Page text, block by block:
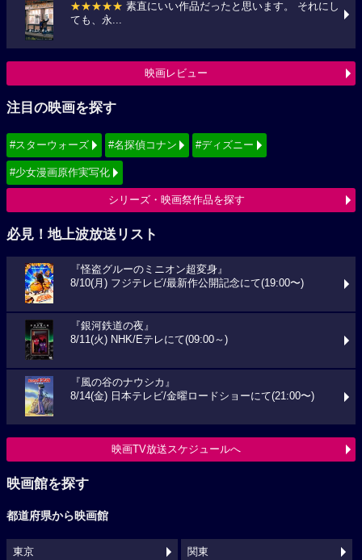
★★★★★ 素直にいい作品だったと思います。 それにし
ても、永...
映画レビュー
注目の映画を探す
#スターウォーズ #名探偵コナン #ディズニー
#少女漫画原作実写化
シリーズ・映画祭作品を探す
必見！地上波放送リスト
『怪盗グルーのミニオン超変身』
8/10(月) フジテレビ/最新作公開記念にて(19:00〜)
『銀河鉄道の夜』
8/11(火) NHK/Eテレにて(09:00～)
『風の谷のナウシカ』
8/14(金) 日本テレビ/金曜ロードショーにて(21:00〜)
映画TV放送スケジュールへ
映画館を探す
都道府県から映画館
東京 関東